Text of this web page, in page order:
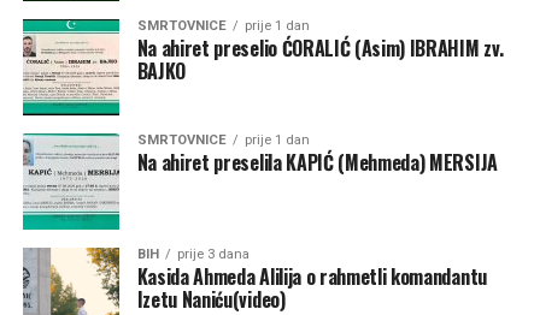
SMRTOVNICE prije 1 dan
Na ahiret preselio ĆORALIĆ (Asim) IBRAHIM zv.
BAJKO
SMRTOVNICE prije 1 dan
Na ahiret preselila KAPIĆ (Mehmeda) MERSIJA
BIH prije 3 dana
Kasida Ahmeda Alilija o rahmetli komandantu
Izetu Naniću(video)